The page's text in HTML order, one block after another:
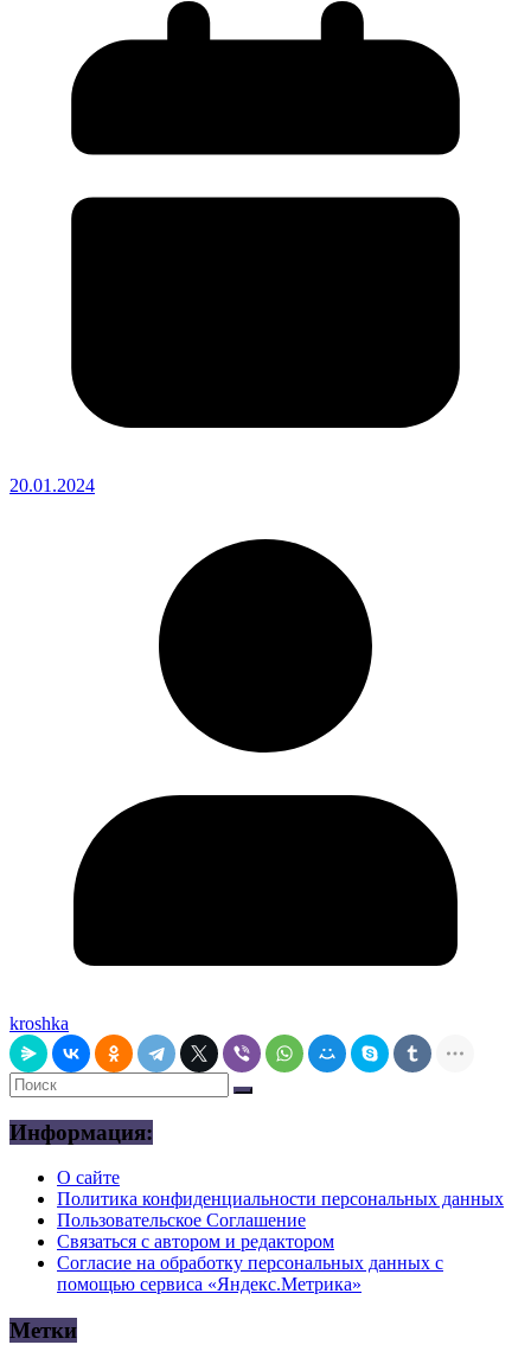
20.01.2024
kroshka
Информация:
О сайте
Политика конфиденциальности персональных данных
Пользовательское Соглашение
Связаться с автором и редактором
Согласие на обработку персональных данных с
помощью сервиса «Яндекс.Метрика»
Метки